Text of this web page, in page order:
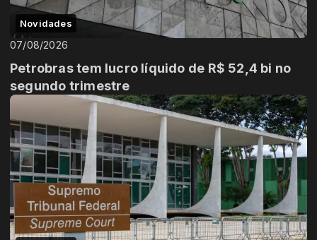
Novidades
07/08/2026
Petrobras tem lucro líquido de R$ 52,4 bi no
segundo trimestre